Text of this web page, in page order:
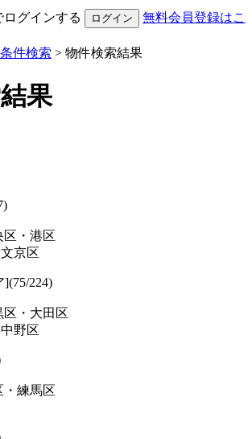
グインする
無料会員登録はこ
件検索 > 物件検索結果
果
)
区・港区
京区
](75/224)
区・大田区
野区
・練馬区